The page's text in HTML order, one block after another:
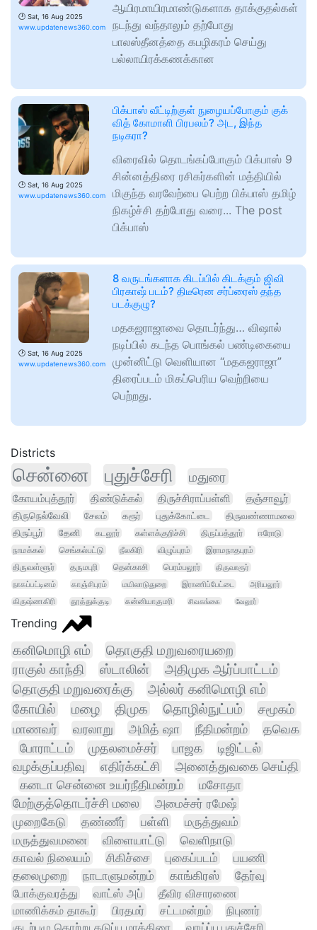
🕑 Sat, 16 Aug 2025
www.updatenews360.com
ஆயிரமாயிரமாண்டுகளாக தாக்குதல்கள்
நடந்து வந்தாலும் தற்போது
பாலஸ்தீனத்தை கபழிகரம் செய்து
பல்லாயிரக்கணக்கான
🕑 Sat, 16 Aug 2025
www.updatenews360.com
பிக்பாஸ் வீட்டிற்குள் நுழையப்போகும் குக்
வித் கோமாளி பிரபலம்? அட, இந்த
நடிகரா?
விரைவில் தொடங்கப்போகும் பிக்பாஸ் 9
சின்னத்திரை ரசிகர்களின் மத்தியில்
மிகுந்த வரவேற்பை பெற்ற பிக்பாஸ் தமிழ்
நிகழ்ச்சி தற்போது வரை... The post
பிக்பாஸ்
🕑 Sat, 16 Aug 2025
www.updatenews360.com
8 வருடங்களாக கிடப்பில் கிடக்கும் ஜிவி
பிரகாஷ் படம்? திடீரென சர்ப்ரைஸ் தந்த
படக்குழு?
மதகஜராஜாவை தொடர்ந்து… விஷால்
நடிப்பில் கடந்த பொங்கல் பண்டிகையை
முன்னிட்டு வெளியான “மதகஜராஜா”
திரைப்படம் மிகப்பெரிய வெற்றியை
பெற்றது.
Districts
சென்னை புதுச்சேரி மதுரை
கோயம்புத்தூர் திண்டுக்கல் திருச்சிராப்பள்ளி தஞ்சாவூர்
திருநெல்வேலி சேலம் கரூர் புதுக்கோட்டை
திருவண்ணாமலை
திருப்பூர்
தேனி கடலூர் கள்ளக்குறிச்சி திருப்பத்தூர்
ஈரோடு
நாமக்கல்
செங்கல்பட்டு நீலகிரி விழுப்புரம்
இராமநாதபுரம்
திருவள்ளூர்
தருமபுரி தென்காசி பெரம்பலூர்
திருவாரூர்
நாகப்பட்டினம்
காஞ்சிபுரம் மயிலாடுதுறை இராணிப்பேட்டை
அரியலூர்
கிருஷ்ணகிரி
தூத்துக்குடி கன்னியாகுமரி சிவகங்கை வேலூர்
Trending
கனிமொழி எம் தொகுதி மறுவரையறை
ராகுல் காந்தி ஸ்டாலின்
அதிமுக ஆர்ப்பாட்டம்
தொகுதி மறுவரைக்கு
அல்லர் கனிமொழி எம்
கோயில்
மழை திமுக தொழில்நுட்பம்
சமூகம்
மாணவர்
வரலாறு அமித் ஷா நீதிமன்றம்
தவெக
போராட்டம்
முதலமைச்சர் பாஜக
டிஜிட்டல்
வழக்குப்பதிவு
எதிர்க்கட்சி
அனைத்துவகை செய்தி
கனடா சென்னை உயர்நீதிமன்றம்
மசோதா
மேற்குத்தொடர்ச்சி மலை
அமைச்சர் ரமேஷ்
முறைகேடு
தண்ணீர் பள்ளி
மருத்துவம்
மருத்துவமனை
விளையாட்டு
வெளிநாடு
காவல் நிலையம்
சிகிச்சை புகைப்படம்
பயணி
தலைமுறை
நாடாளுமன்றம் காங்கிரஸ்
தேர்வு
போக்குவரத்து
வாட்ஸ் அப்
தீவிர விசாரணை
மாணிக்கம் தாகூர்
பிரதமர் சட்டமன்றம்
நிபுணர்